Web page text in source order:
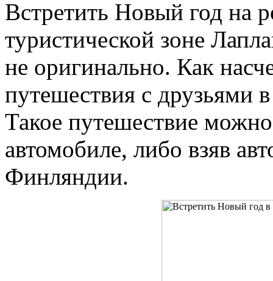
Встретить Новый год на
туристической зоне
не оригинально. Как
путешествия с друзьями
Такое путешествие
автомобиле, либо взяв
Финляндии.